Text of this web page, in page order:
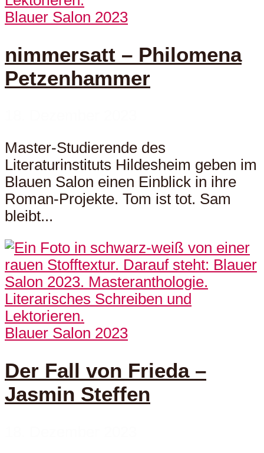
Blauer Salon 2023
nimmersatt – Philomena
Petzenhammer
Master-Studierende des
Literaturinstituts Hildesheim geben im
Blauen Salon einen Einblick in ihre
Roman-Projekte. Tom ist tot. Sam
bleibt...
Blauer Salon 2023
Der Fall von Frieda –
Jasmin Steffen